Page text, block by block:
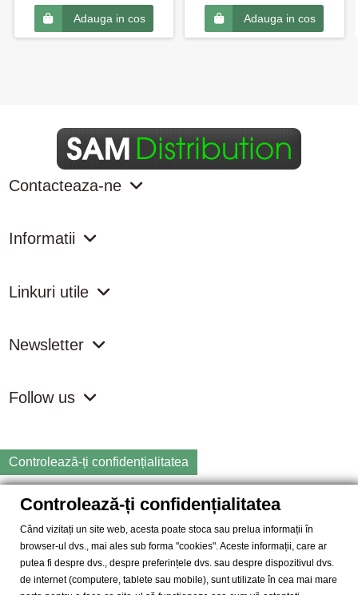
Adauga in cos Adauga in cos
Contacteaza-ne
Informatii
Linkuri utile
Newsletter
Follow us
Controlează-ți confidențialitatea
Copyright
2026 samdistribution.ro - Magazin online cu Produse
SAM DISTRIBUTION S.R.L.- Cod fiscal: RO14935035, Registrul
Comertului: J40/10004/2002, Adresa: Str. Dimieni, nr. 7, Bucuresti,
sector 5.
Controlează-ți confidențialitatea
Când vizitați un site web, acesta poate stoca sau prelua informații în
browser-ul dvs., mai ales sub forma "cookies". Aceste informații, care ar
putea fi despre dvs., despre preferințele dvs. sau despre dispozitivul dvs.
de internet (computere, tablete sau mobile), sunt utilizate în cea mai mare